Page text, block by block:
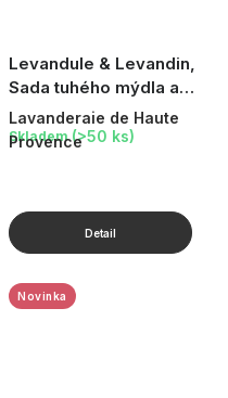
Levandule & Levandin,
Sada tuhého mýdla a
vonného pytlíčku (žlutý)
Lavanderaie de Haute
Provence
Skladem (>50 ks)
Novinka